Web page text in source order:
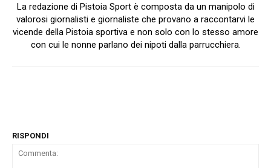
La redazione di Pistoia Sport è composta da un manipolo di
valorosi giornalisti e giornaliste che provano a raccontarvi le
vicende della Pistoia sportiva e non solo con lo stesso amore
con cui le nonne parlano dei nipoti dalla parrucchiera.
RISPONDI